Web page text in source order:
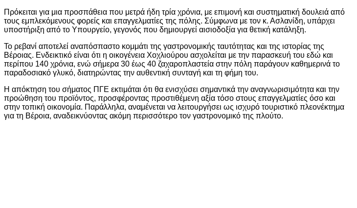
Πρόκειται για μια προσπάθεια που μετρά ήδη τρία χρόνια, με επιμονή και συστηματική δουλειά από
τους εμπλεκόμενους φορείς και επαγγελματίες της πόλης. Σύμφωνα με τον κ. Ασλανίδη, υπάρχει
υποστήριξη από το Υπουργείο, γεγονός που δημιουργεί αισιοδοξία για θετική κατάληξη.
Το ρεβανί αποτελεί αναπόσπαστο κομμάτι της γαστρονομικής ταυτότητας και της ιστορίας της
Βέροιας. Ενδεικτικό είναι ότι η οικογένεια Χοχλιούρου ασχολείται με την παρασκευή του εδώ και
περίπου 140 χρόνια, ενώ σήμερα 30 έως 40 ζαχαροπλαστεία στην πόλη παράγουν καθημερινά το
παραδοσιακό γλυκό, διατηρώντας την αυθεντική συνταγή και τη φήμη του.
Η απόκτηση του σήματος ΠΓΕ εκτιμάται ότι θα ενισχύσει σημαντικά την αναγνωρισιμότητα και την
προώθηση του προϊόντος, προσφέροντας προστιθέμενη αξία τόσο στους επαγγελματίες όσο και
στην τοπική οικονομία. Παράλληλα, αναμένεται να λειτουργήσει ως ισχυρό τουριστικό πλεονέκτημα
για τη Βέροια, αναδεικνύοντας ακόμη περισσότερο τον γαστρονομικό της πλούτο.